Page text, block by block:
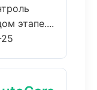
этапе....